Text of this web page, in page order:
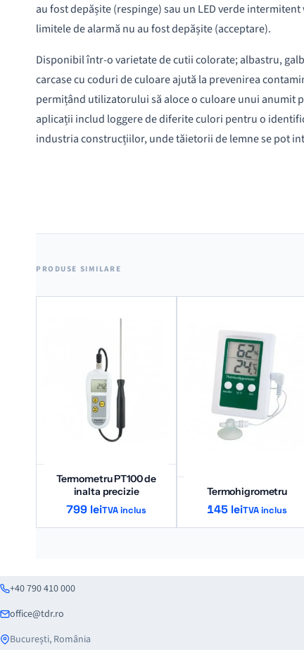
au fost depășite (respinge) sau un LED verde
limitele de alarmă nu au fost depășite (acceptare).
Disponibil într-o varietate de cutii colorate; albastru,
carcase cu coduri de culoare ajută la prevenirea
permițând utilizatorului să aloce o culoare unui anumit
aplicații includ loggere de diferite culori pentru o
industria construcțiilor, unde tăietorii de lemne se pot
PRODUSE SIMILARE
Termometru PT100 de
inalta precizie
799 leiTVA inclus
Termohigrometru
145 leiTVA inclus
+40 790 410 000
office@tdr.ro
București, România